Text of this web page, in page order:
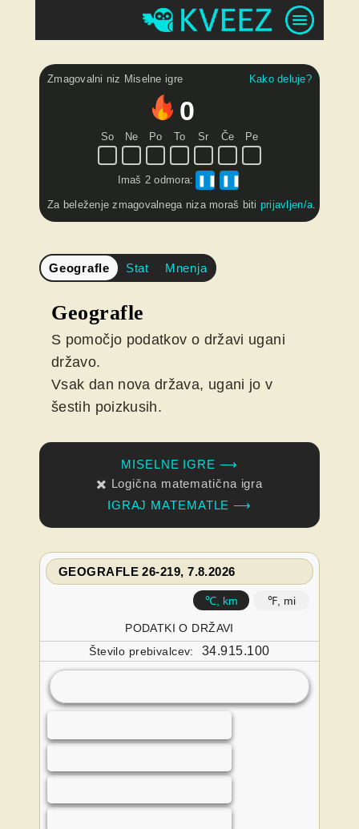
Zmagovalni niz Miselne igre Kako deluje?
0
So Ne Po To Sr Če Pe
Imaš 2 odmora: ❚❚ ❚❚
Za beleženje zmagovalnega niza moraš biti prijavljen/a.
Geografle Stat Mnenja
Geografle
S pomočjo podatkov o državi ugani
državo.
Vsak dan nova država, ugani jo v
šestih poizkusih.
MISELNE IGRE ⟶
✖️ Logična matematična igra
IGRAJ MATEMATLE ⟶
GEOGRAFLE 26-219, 7.8.2026
℃, km ℉, mi
PODATKI O DRŽAVI
Število prebivalcev:
34.915.100